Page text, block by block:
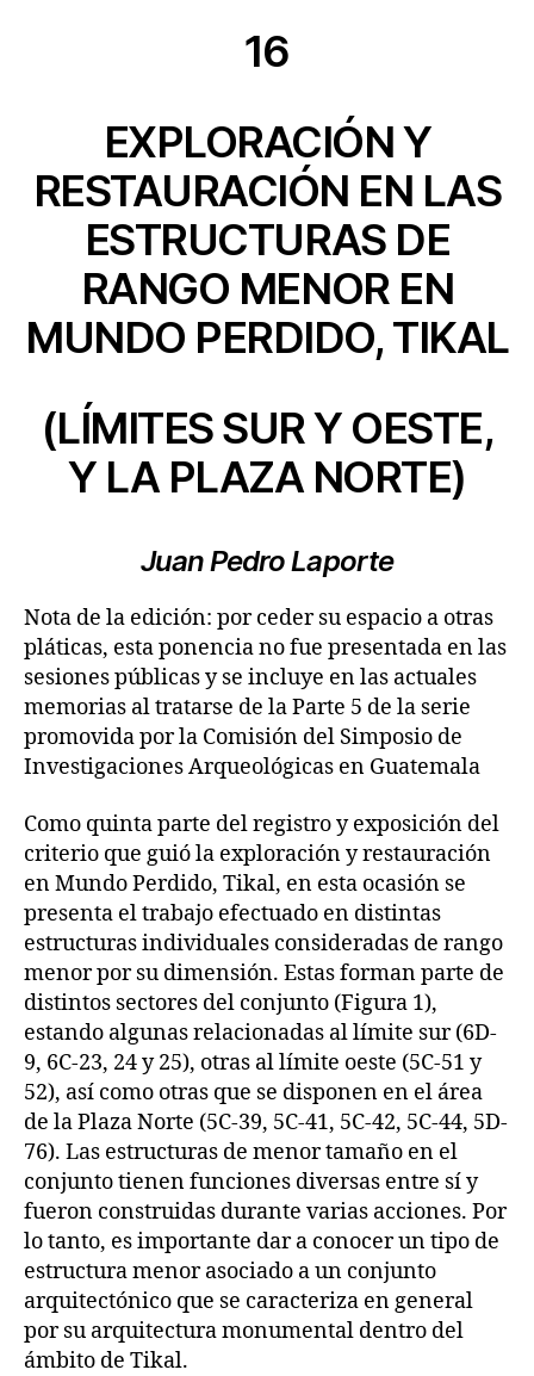
16
EXPLORACIÓN Y
RESTAURACIÓN EN LAS
ESTRUCTURAS DE
RANGO MENOR EN
MUNDO PERDIDO, TIKAL
(LÍMITES SUR Y OESTE,
Y LA PLAZA NORTE)
Juan Pedro Laporte
Nota de la edición: por ceder su espacio a otras
pláticas, esta ponencia no fue presentada en las
sesiones públicas y se incluye en las actuales
memorias al tratarse de la Parte 5 de la serie
promovida por la Comisión del Simposio de
Investigaciones Arqueológicas en Guatemala
Como quinta parte del registro y exposición del
criterio que guió la exploración y restauración
en Mundo Perdido, Tikal, en esta ocasión se
presenta el trabajo efectuado en distintas
estructuras individuales consideradas de rango
menor por su dimensión. Estas forman parte de
distintos sectores del conjunto (Figura 1),
estando algunas relacionadas al límite sur (6D-
9, 6C-23, 24 y 25), otras al límite oeste (5C-51 y
52), así como otras que se disponen en el área
de la Plaza Norte (5C-39, 5C-41, 5C-42, 5C-44, 5D-
76). Las estructuras de menor tamaño en el
conjunto tienen funciones diversas entre sí y
fueron construidas durante varias acciones. Por
lo tanto, es importante dar a conocer un tipo de
estructura menor asociado a un conjunto
arquitectónico que se caracteriza en general
por su arquitectura monumental dentro del
ámbito de Tikal.